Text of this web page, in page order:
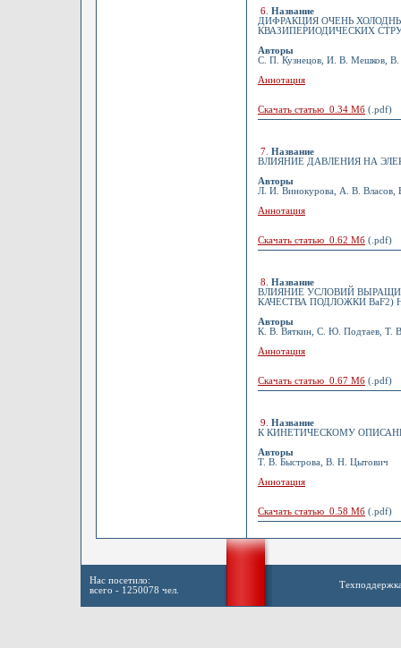
6 Название
ДИФРАКЦИЯ ОЧЕНЬ
КВАЗИПЕРИОДИЧЕСКИХ
Авторы
С. П. Кузнецов, И. В. Мешков,
Аннотация
Скачать статью 0.34 Мб (.pdf)
7 Название
ВЛИЯНИЕ ДАВЛЕНИЯ НА
Авторы
Л. И. Винокурова, А. В.
Аннотация
Скачать статью 0.62 Мб (.pdf)
8
Название
ВЛИЯНИЕ УСЛОВИЙ
КАЧЕСТВА ПОДЛОЖКИ
Авторы
К. В. Вяткин, С. Ю. Подтаев, Т.
Аннотация
Скачать статью 0.67 Мб (.pdf)
9
Название
К КИНЕТИЧЕСКОМУ
Авторы
Т. В. Быстрова, В. Н. Цытович
Аннотация
Скачать статью 0.58 Мб (.pdf)
Нас посетило:
всего - 1250078 чел.